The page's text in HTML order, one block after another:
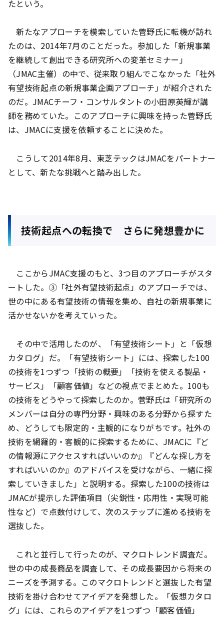
たという。
新たなアプローチを模索していた菅野氏に転機が訪れ
たのは、2014年7月のことだった。参加した「新規事業
を継続して創出できる研究所への変革セミナー」
（JMAC主催）の中で、従来取り組んでこなかった「社外
有望技術起点の新規事業企画アプローチ」が紹介された
のだ。JMACチーフ・コンサルタントの小田原英輝が講
師を務めていた。このアプローチに興味を持った菅野氏
は、JMACに支援を依頼することに決めた。
こうして2014年8月、東芝テックはJMACをパートナー
として、新たな挑戦へと踏み出した。
技術起点への転換で さらに発想豊かに
ここからJMAC支援のもと、3つ目のアプローチがスタ
ートした。③「社外有望技術起点」のアプローチでは、
世の中にある有望技術の情報を集め、自社の新規事業に
活かせないかを考えていった。
その中で活用したのが、「有望技術シート」と「仮想
カタログ」だ。「有望技術シート」には、探索した100
の技術を1つずつ「技術の概要」「技術を使える製品・
サービス」「顧客価値」などの視点でまとめた。100も
の技術をどうやって探索したのか。菅野氏は「研究所の
メンバーは自分の専門分野・興味のある分野から探すた
め、どうしても限定的・主観的になりがちです。社外の
技術を網羅的・客観的に探索するために、JMACに『ど
の情報源にアクセスすればいいのか』『どんな探し方を
すればいいのか』のアドバイスを受けながら、一緒に探
索していきました」と説明する。探索した100の技術は
JMACが提示した評価項目（尖鋭性・応用性・実現可能
性など）で点数付けして、次のステップに進める技術を
選抜した。
これと並行して行ったのが、マクロトレンド調査だ。
世の中の成長商品を調査して、その成長要因から将来の
ニーズを予測する。このマクロトレンドと選抜した有望
技術を掛け合わせてアイデアを発想した。「仮想カタロ
グ」には、これらのアイデアを1つずつ「顧客価値」